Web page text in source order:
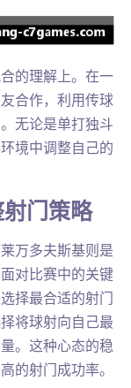
的理解上。在一
合作，利用传球
无论是单打独斗
境中调整自己的
门策略
万多夫斯基则是
对比赛中的关键
择最合适的射门
将球射向自己最
。这种心态的稳
的射门成功率。